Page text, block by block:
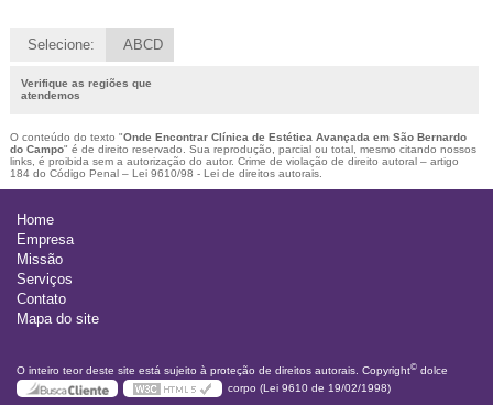
Selecione: ABCD
Verifique as regiões que
atendemos
O conteúdo do texto "Onde Encontrar Clínica de Estética Avançada em São Bernardo
do Campo" é de direito reservado. Sua reprodução, parcial ou total, mesmo citando nossos
links, é proibida sem a autorização do autor. Crime de violação de direito autoral – artigo
184 do Código Penal – Lei 9610/98 - Lei de direitos autorais.
Home
Empresa
Missão
Serviços
Contato
Mapa do site
O inteiro teor deste site está sujeito à proteção de direitos autorais. Copyright© dolce
corpo (Lei 9610 de 19/02/1998)